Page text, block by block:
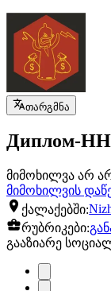
თარგმნა
Диплом-НН
მიმოხილვა არ
მიმოხილვის
ქალაქებში:
რუბრიკები:
გააზიარე